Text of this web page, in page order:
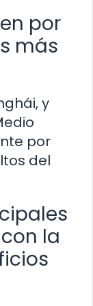
por
más
y
por
del
la